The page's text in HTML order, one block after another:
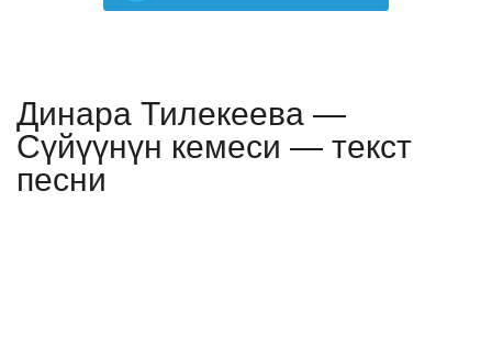
Динара Тилекеева —
Сүйүүнүн кемеси — текст
песни